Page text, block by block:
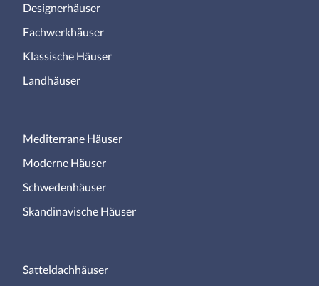
Designerhäuser
Fachwerkhäuser
Klassische Häuser
Landhäuser
Mediterrane Häuser
Moderne Häuser
Schwedenhäuser
Skandinavische Häuser
Satteldachhäuser